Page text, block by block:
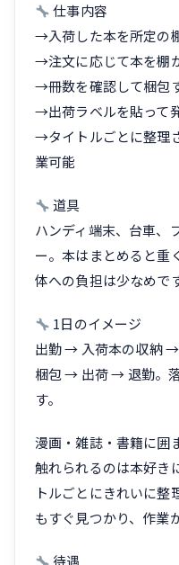
仕事内容
→入荷した本を所定の
→注文に応じて本を棚
→冊数を確認して梱包
→出荷ラベルを貼って
→タイトルごとに整理
業可能
道具
ハンディ端末、台車、
ー。本はまとめると重
体への負担は少なめで
1日のイメージ
出勤 → 入荷本の収納
梱包 → 出荷 → 退勤。
す。
漫画・雑誌・書籍に囲
触れられるのは本好き
トルごとにきれいに
もすぐ見つかり、作業